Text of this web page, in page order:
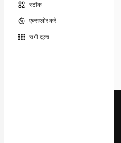
स्टॉक
एक्सप्लोर करें
सभी टूल्‍स